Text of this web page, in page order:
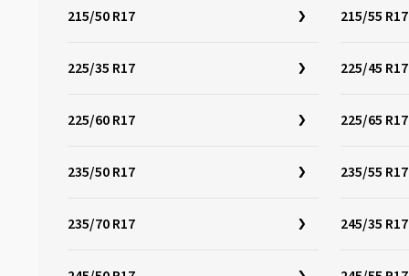
215/50 R17 215/55 R17
225/35 R17 225/45 R17
225/60 R17 225/65 R17
235/50 R17 235/55 R17
235/70 R17 245/35 R17